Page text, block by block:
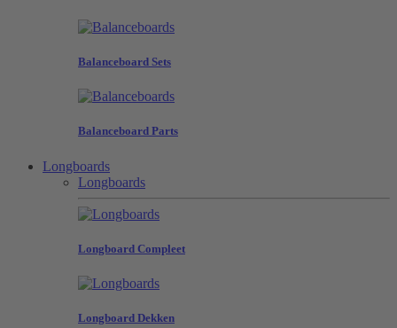
Balanceboard Sets
Balanceboard Parts
Longboards
Longboards
Longboard Compleet
Longboard Dekken